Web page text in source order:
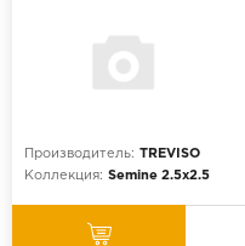
Производитель: TREVISO
Коллекция: Semine 2.5x2.5